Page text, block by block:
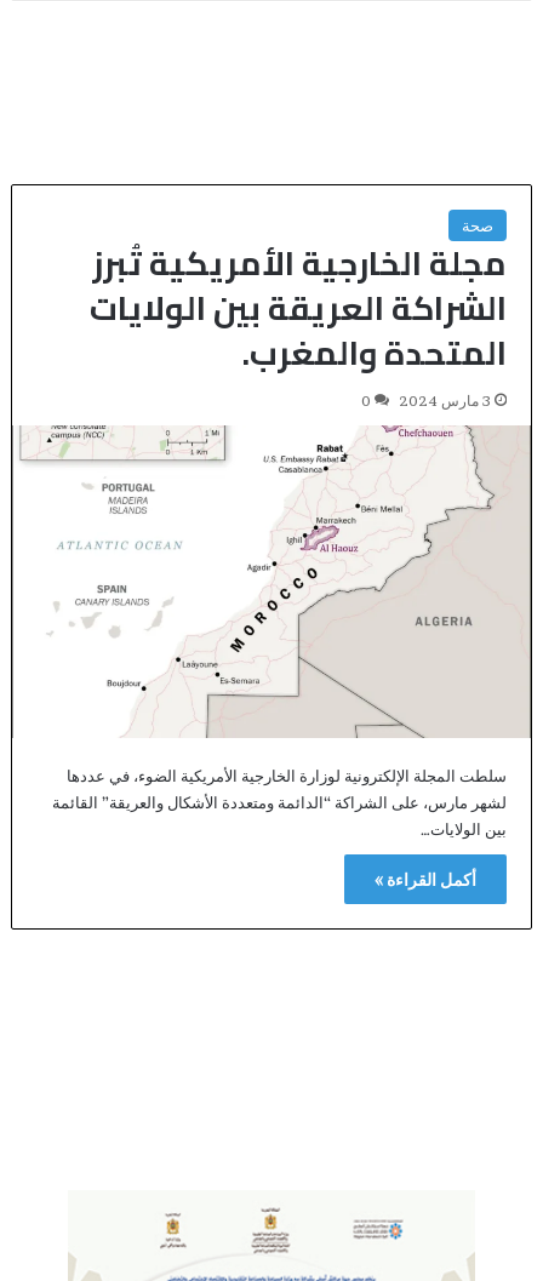
صحة
مجلة الخارجية الأمريكية تُبرز
الشراكة العريقة بين الولايات
المتحدة والمغرب.
3 مارس 2024 0
سلطت المجلة الإلكترونية لوزارة الخارجية الأمريكية الضوء، في عددها
لشهر مارس، على الشراكة “الدائمة ومتعددة الأشكال والعريقة” القائمة
بين الولايات…
أكمل القراءة »